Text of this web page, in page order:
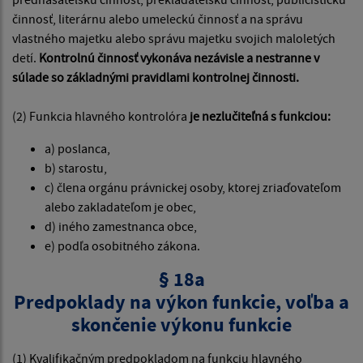
činnosť, literárnu alebo umeleckú činnosť a na správu
vlastného majetku alebo správu majetku svojich maloletých
detí. Kontrolnú činnosť vykonáva nezávisle a nestranne v
súlade so základnými pravidlami kontrolnej činnosti.
(2) Funkcia hlavného kontrolóra je nezlučiteľná s funkciou:
a) poslanca,
b) starostu,
c) člena orgánu právnickej osoby, ktorej zriaďovateľom
alebo zakladateľom je obec,
d) iného zamestnanca obce,
e) podľa osobitného zákona.
§ 18a
Predpoklady na výkon funkcie, voľba a
skončenie výkonu funkcie
(1) Kvalifikačným predpokladom na funkciu hlavného